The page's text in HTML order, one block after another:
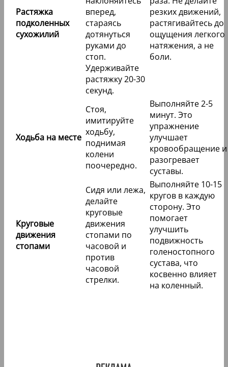
Растяжка
подколенных
сухожилий
вперед,
стараясь
дотянуться
руками до
стоп.
Удерживайте
растяжку 20-30
секунд.
резких движений,
растягивайтесь до
ощущения легкого
натяжения, а не
боли.
Ходьба на месте
Стоя,
имитируйте
ходьбу,
поднимая
колени
поочередно.
Выполняйте 2-5
минут. Это
упражнение
улучшает
кровообращение и
разогревает
суставы.
Круговые
движения
стопами
Сидя или лежа,
делайте
круговые
движения
стопами по
часовой и
против
часовой
стрелки.
Выполняйте 10-15
кругов в каждую
сторону. Это
помогает
улучшить
подвижность
голеностопного
сустава, что
косвенно влияет
на коленный.